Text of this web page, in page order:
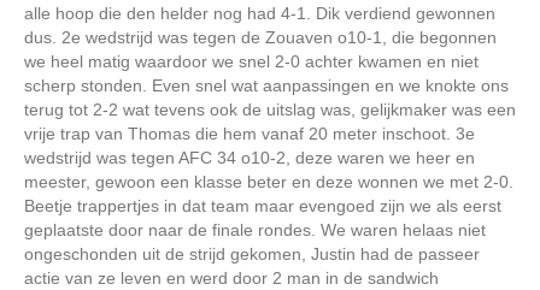
alle hoop die den helder nog had 4-1. Dik verdiend gewonnen
dus. 2e wedstrijd was tegen de Zouaven o10-1, die begonnen
we heel matig waardoor we snel 2-0 achter kwamen en niet
scherp stonden. Even snel wat aanpassingen en we knokte ons
terug tot 2-2 wat tevens ook de uitslag was, gelijkmaker was een
vrije trap van Thomas die hem vanaf 20 meter inschoot. 3e
wedstrijd was tegen AFC 34 o10-2, deze waren we heer en
meester, gewoon een klasse beter en deze wonnen we met 2-0.
Beetje trappertjes in dat team maar evengoed zijn we als eerst
geplaatste door naar de finale rondes. We waren helaas niet
ongeschonden uit de strijd gekomen, Justin had de passeer
actie van ze leven en werd door 2 man in de sandwich